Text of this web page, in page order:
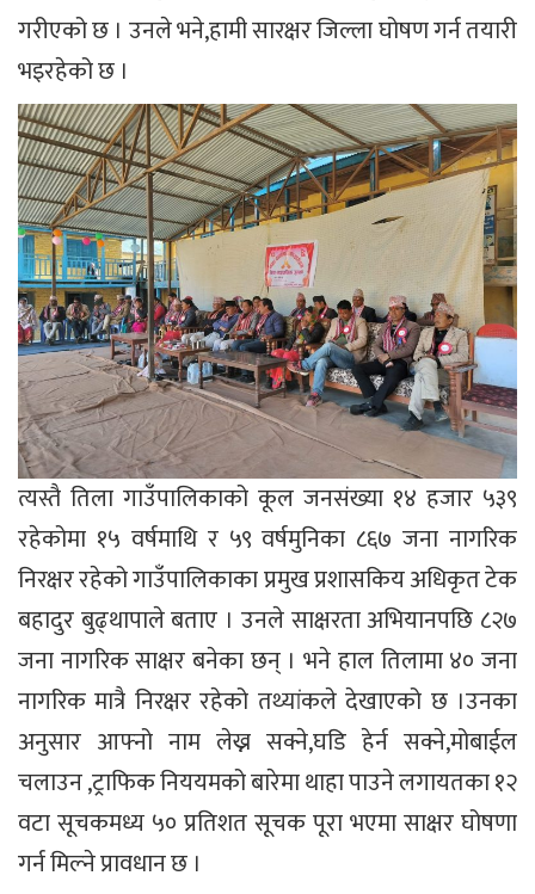
गरीएको छ । उनले भने,हामी सारक्षर जिल्ला घोषण गर्न तयारी
भइरहेको छ ।
त्यस्तै तिला गाउँपालिकाको कूल जनसंख्या १४ हजार ५३९
रहेकोमा १५ वर्षमाथि र ५९ वर्षमुनिका ८६७ जना नागरिक
निरक्षर रहेको गाउँपालिकाका प्रमुख प्रशासकिय अधिकृत टेक
बहादुर बुढ्थापाले बताए । उनले साक्षरता अभियानपछि ८२७
जना नागरिक साक्षर बनेका छन् । भने हाल तिलामा ४० जना
नागरिक मात्रै निरक्षर रहेको तथ्यांकले देखाएको छ ।उनका
अनुसार आफ्नो नाम लेख्न सक्ने,घडि हेर्न सक्ने,मोबाईल
चलाउन ,ट्राफिक निययमको बारेमा थाहा पाउने लगायतका १२
वटा सूचकमध्य ५० प्रतिशत सूचक पूरा भएमा साक्षर घोषणा
गर्न मिल्ने प्रावधान छ ।